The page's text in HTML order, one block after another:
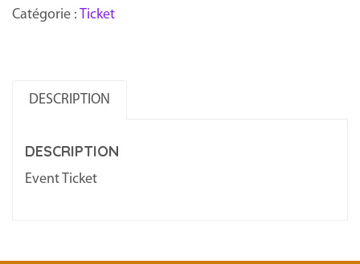
Catégorie : Ticket
DESCRIPTION
DESCRIPTION
Event Ticket